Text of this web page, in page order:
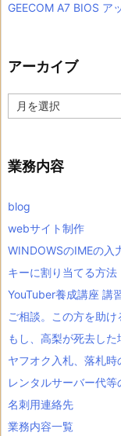
GEECOM A7 BIOS ア
アーカイブ
ー
ブ
業務内容
blog
webサイト制作
WINDOWSのIMEの入
キーに割り当てる方法
YouTuber養成講座 講
ご相談。この方を助
もし、高梨が死去し
ヤフオク入札、落札時
レンタルサーバー代
名刺用連絡先
業務内容一覧